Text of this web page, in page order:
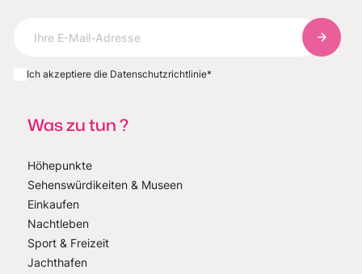
Ich akzeptiere die Datenschutzrichtlinie*
Was zu tun ?
Höhepunkte
Sehenswürdikeiten & Museen
Einkaufen
Nachtleben
Sport & Freizeit
Jachthafen